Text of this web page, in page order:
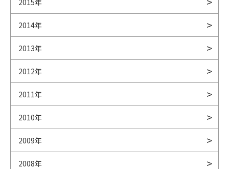
2015年
2014年
2013年
2012年
2011年
2010年
2009年
2008年